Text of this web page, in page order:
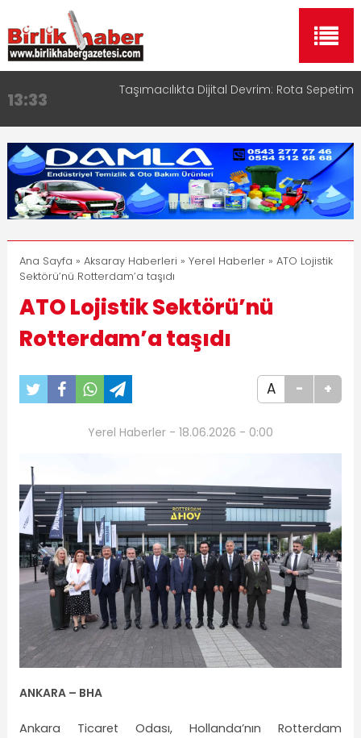
13:33 Taşımacılıkta Dijital Devrim: Rota Sepetim
17:15
16:00
Aksaray Esnaf Rehberi ile Google ve Yapay Zeka
Aramalarında Öne Çıkın
8:23 Aksaray Esnaf Rehberi Hizmete Girdi
11:30
Ana Sayfa » Aksaray Haberleri » Yerel Haberler» ATO Lojistik
Sektörü’nü Rotterdam’a taşıdı
ATO Lojistik Sektörü’nü
Rotterdam’a taşıdı
A - +
Yerel Haberler - 18.06.2026 - 0:00
ANKARA – BHA
Ankara Ticaret Odası, Hollanda’nın Rotterdam